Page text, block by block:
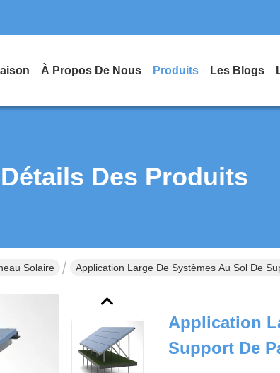
À Propos De Nous Produits Les Blogs
Détails Des Produits
Solaire Application Large De Systèmes Au Sol De
Application
Support De